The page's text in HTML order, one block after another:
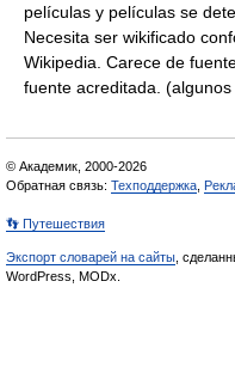
películas y películas se
Necesita ser wikificado
Wikipedia. Carece de
fuente acreditada.
© Академик, 2000-2026
Обратная связь: Техподдержка
👣 Путешествия
Экспорт словарей на сайты ,
WordPress, MODx.